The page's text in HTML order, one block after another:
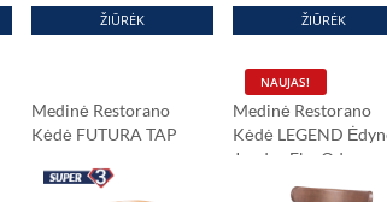
ŽIŪRĖK ŽIŪRĖK
Medinė Restorano
Kėdė FUTURA TAP
Medinė Restorano
Kėdė LEGEND
Juodos Eko Odos
NAUJAS!